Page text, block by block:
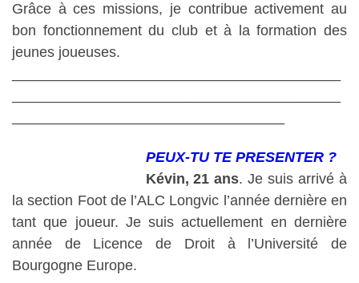
Grâce à ces missions, je contribue activement au
bon fonctionnement du club et à la formation des
jeunes joueuses.
PEUX-TU TE PRESENTER ?
Kévin, 21 ans. Je suis arrivé à
la section Foot de l’ALC Longvic l’année dernière en
tant que joueur. Je suis actuellement en dernière
année de Licence de Droit à l’Université de
Bourgogne Europe.